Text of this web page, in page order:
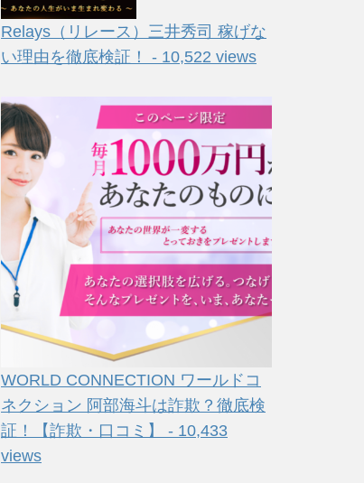
Relays（リレース）三井秀司 稼げな
い理由を徹底検証！ - 10,522 views
WORLD CONNECTION ワールドコ
ネクション 阿部海斗は詐欺？徹底検
証！【詐欺・口コミ】 - 10,433
views